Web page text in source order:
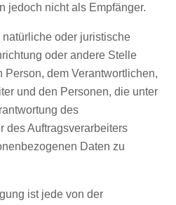
jedoch nicht als Empfänger.
natürliche oder juristische
oder andere Stelle
Person, dem Verantwortlichen,
und den Personen, die unter
des
des Auftragsverarbeiters
Daten zu
ist jede von der